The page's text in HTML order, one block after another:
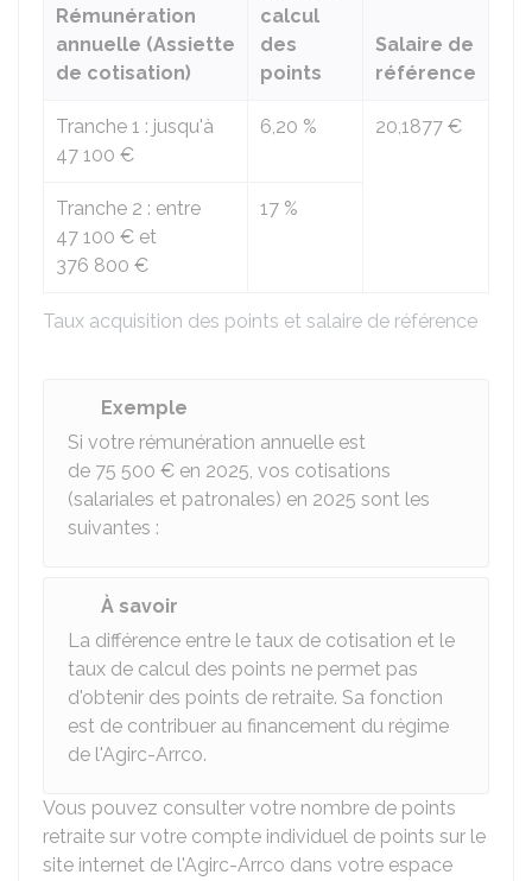
Taux acquisition des points et salaire de référence
Rémunération
annuelle (Assiette
de cotisation)
calcul
des
points
Salaire de
référence
Tranche 1 : jusqu'à
47 100 €
6,20 % 20,1877 €
Tranche 2 : entre
47 100 € et
376 800 €
17 %
Exemple
Si votre rémunération annuelle est
de 75 500 € en 2025, vos cotisations
(salariales et patronales) en 2025 sont les
suivantes :
À savoir
La différence entre le taux de cotisation et le
taux de calcul des points ne permet pas
d'obtenir des points de retraite. Sa fonction
est de contribuer au financement du régime
de l'Agirc-Arrco.
Vous pouvez consulter votre nombre de points
retraite sur votre compte individuel de points sur le
site internet de l'Agirc-Arrco dans votre espace